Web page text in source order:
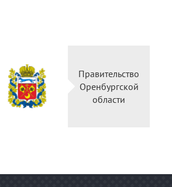
Правительство
Оренбургской
области